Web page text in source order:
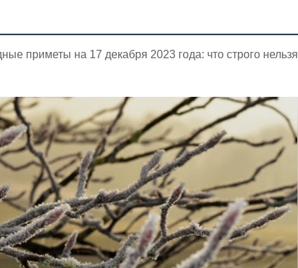
приметы на 17 декабря 2023 года: что строго нельзя